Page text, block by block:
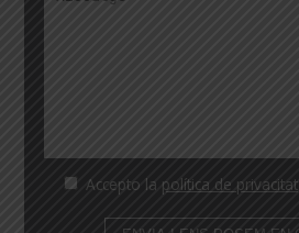
Accepto la política de privacitat